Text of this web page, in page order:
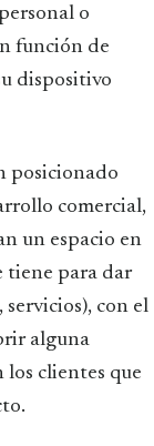
o
función de
dispositivo
posicionado
comercial,
un espacio en
tiene para dar
con el
alguna
los clientes que